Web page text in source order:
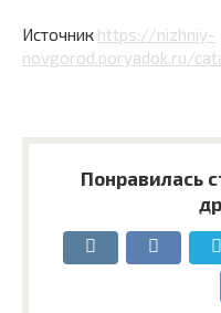
Источник https://nizhniy-
novgorod.poryadok.ru/
Понравилась